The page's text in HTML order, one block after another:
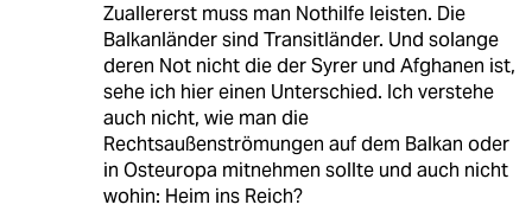
Zuallererst muss man Nothilfe leisten. Die
Balkanländer sind Transitländer. Und solange
deren Not nicht die der Syrer und Afghanen ist,
sehe ich hier einen Unterschied. Ich verstehe
auch nicht, wie man die
Rechtsaußenströmungen auf dem Balkan oder
in Osteuropa mitnehmen sollte und auch nicht
wohin: Heim ins Reich?